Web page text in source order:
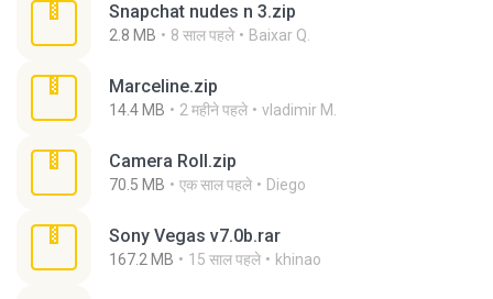
Snapchat nudes n 3.zip
2.8 MB 8 साल पहले Baixar Q.
Marceline.zip
14.4 MB 2 महीने पहले vladimir M.
Camera Roll.zip
70.5 MB एक साल पहले Diego
Sony Vegas v7.0b.rar
167.2 MB 15 साल पहले khinao